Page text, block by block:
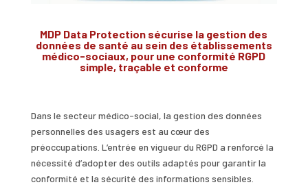
MDP Data Protection sécurise la gestion des
données de santé au sein des établissements
médico-sociaux, pour une conformité RGPD
simple, traçable et conforme
Dans le secteur médico-social, la gestion des données
personnelles des usagers est au cœur des
préoccupations. L’entrée en vigueur du RGPD a renforcé la
nécessité d’adopter des outils adaptés pour garantir la
conformité et la sécurité des informations sensibles.